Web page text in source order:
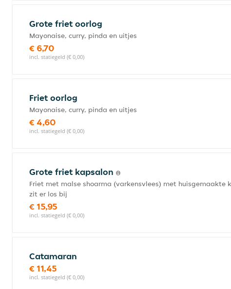
Grote friet oorlog
Mayonaise, curry, pinda en uitjes
€ 6,70
incl. statiegeld (€ 0,00)
Friet oorlog
Mayonaise, curry, pinda en uitjes
€ 4,60
incl. statiegeld (€ 0,00)
Grote friet kapsalon
Friet met malse shoarma (varkensvlees) met huisgemaakte
zit er los bij
€ 15,95
incl. statiegeld (€ 0,00)
Catamaran
€ 11,45
incl. statiegeld (€ 0,00)